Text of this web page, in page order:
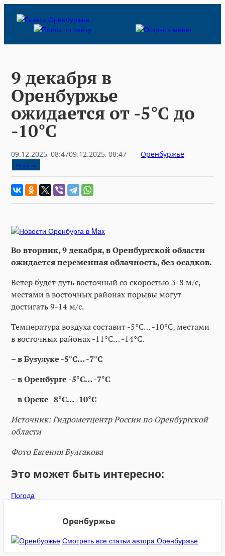
9 декабря в
Оренбуржье
ожидается от -5°C до
-10°C
09.12.2025, 08:4709.12.2025, 08:47 Оренбуржье
Новости
Во вторник, 9 декабря, в Оренбургской области
ожидается переменная облачность, без осадков.
Ветер будет дуть восточный со скоростью 3-8 м/с,
местами в восточных районах порывы могут
достигать 9-14 м/с.
Температура воздуха составит -5°C… -10°C, местами
в восточных районах -11°C… -14°C.
– в Бузулуке -5°C… -7°C
– в Оренбурге -5°C… -7°C
– в Орске -8°C… -10°C
Источник: Гидрометцентр России по Оренбургской
области
Фото Евгения Булгакова
Это может быть интересно:
Погода
Оренбуржье
Смотреть все статьи автора Оренбуржье